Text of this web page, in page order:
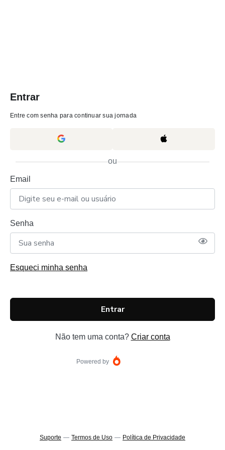
Entrar
Entre com senha para continuar sua jornada
ou
Email
Senha
Esqueci minha senha
Entrar
Não tem uma conta? Criar conta
Powered by
Suporte — Termos de Uso — Política de Privacidade